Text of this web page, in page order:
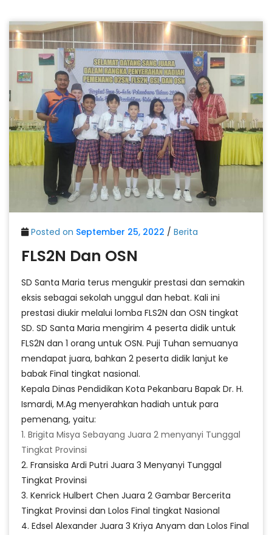
Posted on September 25, 2022 / Berita
FLS2N Dan OSN
SD Santa Maria terus mengukir prestasi dan semakin
eksis sebagai sekolah unggul dan hebat. Kali ini
prestasi diukir melalui lomba FLS2N dan OSN tingkat
SD. SD Santa Maria mengirim 4 peserta didik untuk
FLS2N dan 1 orang untuk OSN. Puji Tuhan semuanya
mendapat juara, bahkan 2 peserta didik lanjut ke
babak Final tingkat nasional.
Kepala Dinas Pendidikan Kota Pekanbaru Bapak Dr. H.
Ismardi, M.Ag menyerahkan hadiah untuk para
pemenang, yaitu:
1. Brigita Misya Sebayang Juara 2 menyanyi Tunggal
Tingkat Provinsi
2. Fransiska Ardi Putri Juara 3 Menyanyi Tunggal
Tingkat Provinsi
3. Kenrick Hulbert Chen Juara 2 Gambar Bercerita
Tingkat Provinsi dan Lolos Final tingkat Nasional
4. Edsel Alexander Juara 3 Kriya Anyam dan Lolos Final